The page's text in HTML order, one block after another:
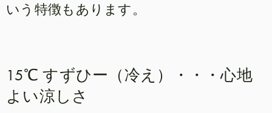
いう特徴もあります。
15℃ すずひー（冷え）・・・心地
よい涼しさ